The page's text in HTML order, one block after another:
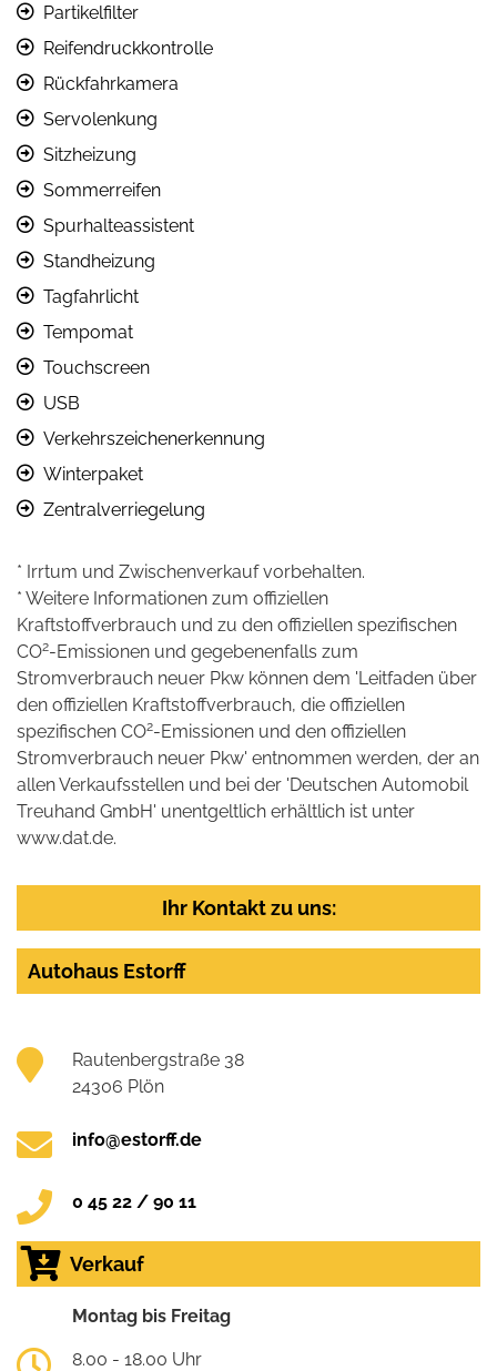
Partikelfilter
Reifendruckkontrolle
Rückfahrkamera
Servolenkung
Sitzheizung
Sommerreifen
Spurhalteassistent
Standheizung
Tagfahrlicht
Tempomat
Touchscreen
USB
Verkehrszeichenerkennung
Winterpaket
Zentralverriegelung
* Irrtum und Zwischenverkauf vorbehalten.
* Weitere Informationen zum offiziellen
Kraftstoffverbrauch und zu den offiziellen spezifischen
CO2-Emissionen und gegebenenfalls zum
Stromverbrauch neuer Pkw können dem 'Leitfaden über
den offiziellen Kraftstoffverbrauch, die offiziellen
spezifischen CO2-Emissionen und den offiziellen
Stromverbrauch neuer Pkw' entnommen werden, der an
allen Verkaufsstellen und bei der 'Deutschen Automobil
Treuhand GmbH' unentgeltlich erhältlich ist unter
www.dat.de.
Ihr Kontakt zu uns:
Autohaus Estorff
Rautenbergstraße 38
24306 Plön
info@estorff.de
0 45 22 / 90 11
Verkauf
Montag bis Freitag
8.00 - 18.00 Uhr